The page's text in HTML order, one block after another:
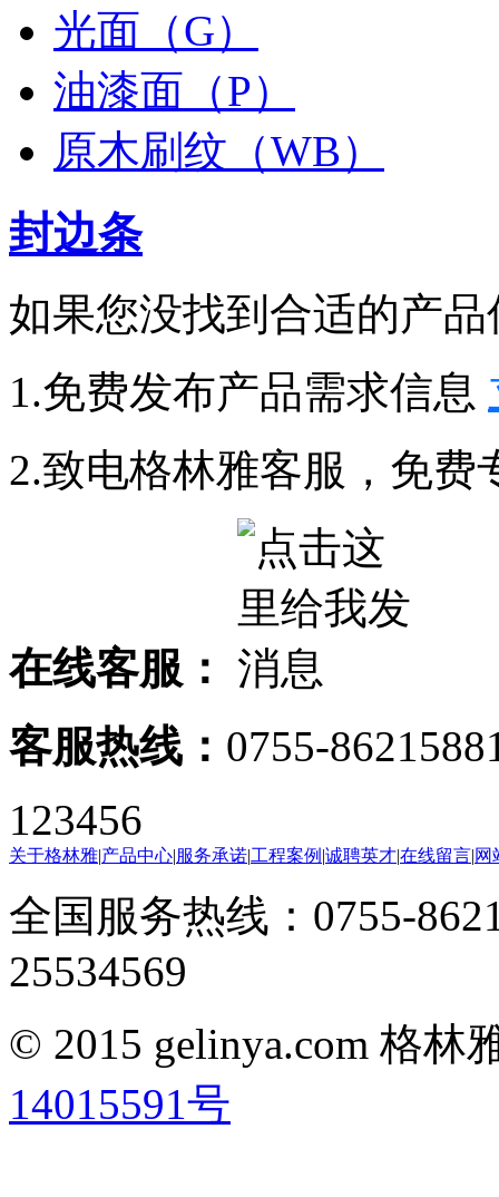
光面（G）
油漆面（P）
原木刷纹（WB）
封边条
如果您没找到合适的产品
1.免费发布产品需求信息
2.致电格林雅客服，免费
在线客服：
客服热线： 0755-
123456
关于格林雅|产品中心|服务承诺|工程案例 |诚聘英才|在线留言|网
全国服务热线：0755-
25534569
© 2015 gelinya.com 格
14015591号